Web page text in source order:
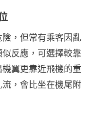
，但常有乘客因亂
反應，可選擇較靠
翼更靠近飛機的重
，會比坐在機尾附